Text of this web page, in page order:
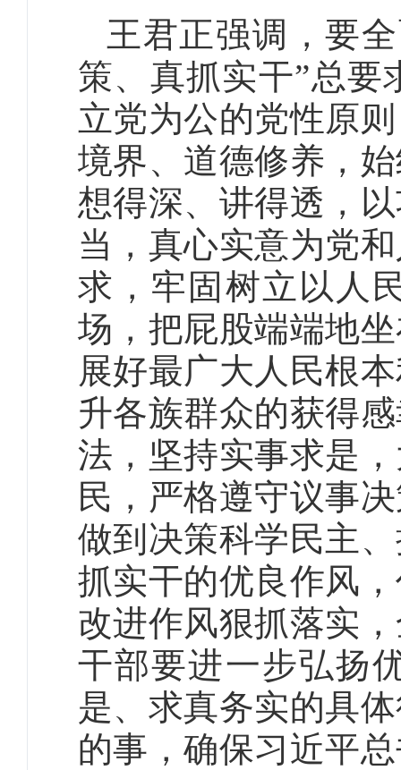
王君正强调，要
策、真抓实干”总要
立党为公的党性原
境界、道德修养，
想得深、讲得透，
当，真心实意为党
求，牢固树立以人
场，把屁股端端地
展好最广大人民根
升各族群众的获得
法，坚持实事求是
民，严格遵守议事
做到决策科学民主
抓实干的优良作风
改进作风狠抓落实
干部要进一步弘扬
是、求真务实的具
的事，确保习近平